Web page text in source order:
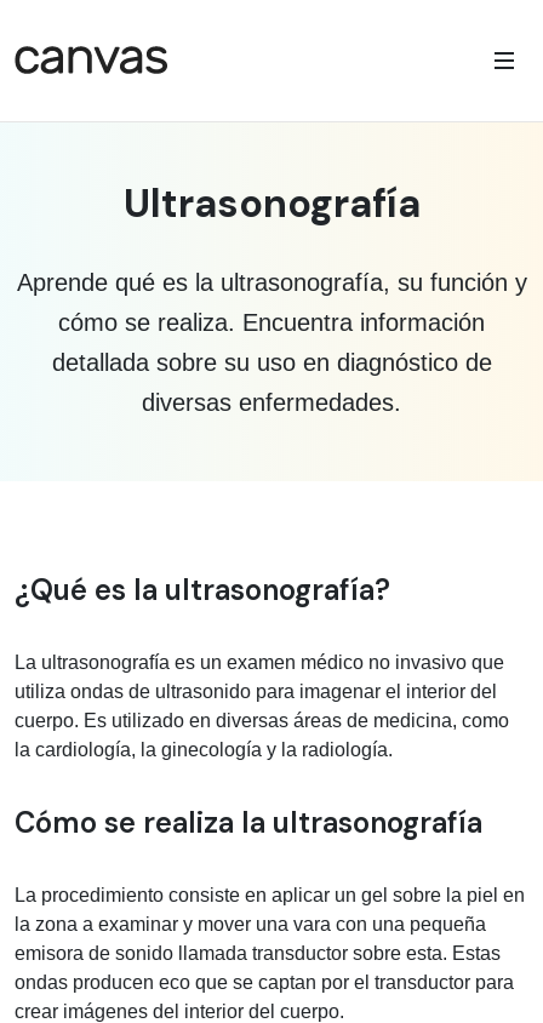
Ultrasonografía
Aprende qué es la ultrasonografía, su función y
cómo se realiza. Encuentra información
detallada sobre su uso en diagnóstico de
diversas enfermedades.
Información médica sobre
¿Qué es la ultrasonografía?
La ultrasonografía es un examen médico no invasivo que
utiliza ondas de ultrasonido para imagenar el interior del
cuerpo. Es utilizado en diversas áreas de medicina, como
la cardiología, la ginecología y la radiología.
Cómo se realiza la ultrasonografía
La procedimiento consiste en aplicar un gel sobre la piel en
la zona a examinar y mover una vara con una pequeña
emisora de sonido llamada transductor sobre esta. Estas
ondas producen eco que se captan por el transductor para
crear imágenes del interior del cuerpo.